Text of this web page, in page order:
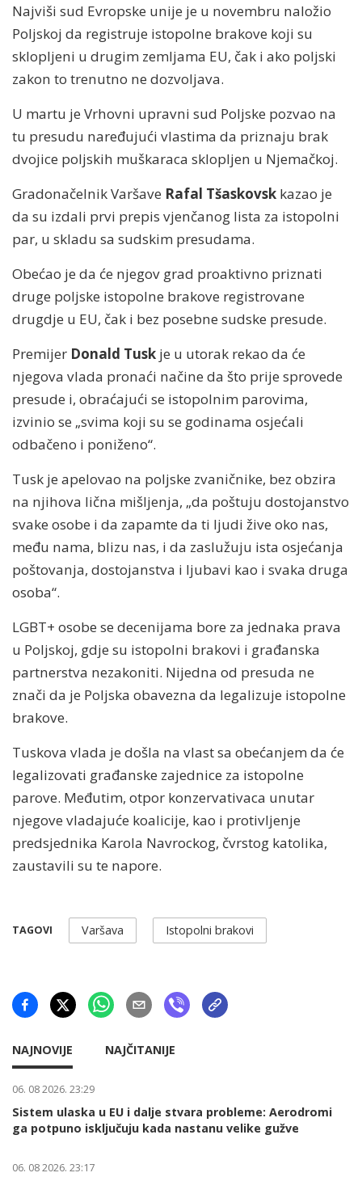
Najviši sud Evropske unije je u novembru naložio
Poljskoj da registruje istopolne brakove koji su
sklopljeni u drugim zemljama EU, čak i ako poljski
zakon to trenutno ne dozvoljava.
U martu je Vrhovni upravni sud Poljske pozvao na
tu presudu naređujući vlastima da priznaju brak
dvojice poljskih muškaraca sklopljen u Njemačkoj.
Gradonačelnik Varšave Rafal Tšaskovsk kazao je
da su izdali prvi prepis vjenčanog lista za istopolni
par, u skladu sa sudskim presudama.
Obećao je da će njegov grad proaktivno priznati
druge poljske istopolne brakove registrovane
drugdje u EU, čak i bez posebne sudske presude.
Premijer Donald Tusk je u utorak rekao da će
njegova vlada pronaći načine da što prije sprovede
presude i, obraćajući se istopolnim parovima,
izvinio se „svima koji su se godinama osjećali
odbačeno i poniženo“.
Tusk je apelovao na poljske zvaničnike, bez obzira
na njihova lična mišljenja, „da poštuju dostojanstvo
svake osobe i da zapamte da ti ljudi žive oko nas,
među nama, blizu nas, i da zaslužuju ista osjećanja
poštovanja, dostojanstva i ljubavi kao i svaka druga
osoba“.
LGBT+ osobe se decenijama bore za jednaka prava
u Poljskoj, gdje su istopolni brakovi i građanska
partnerstva nezakoniti. Nijedna od presuda ne
znači da je Poljska obavezna da legalizuje istopolne
brakove.
Tuskova vlada je došla na vlast sa obećanjem da će
legalizovati građanske zajednice za istopolne
parove. Međutim, otpor konzervativaca unutar
njegove vladajuće koalicije, kao i protivljenje
predsjednika Karola Navrockog, čvrstog katolika,
zaustavili su te napore.
TAGOVI Varšava Istopolni brakovi
NAJNOVIJE NAJČITANIJE
06. 08 2026. 23:29
Sistem ulaska u EU i dalje stvara probleme: Aerodromi
ga potpuno isključuju kada nastanu velike gužve
06. 08 2026. 23:17